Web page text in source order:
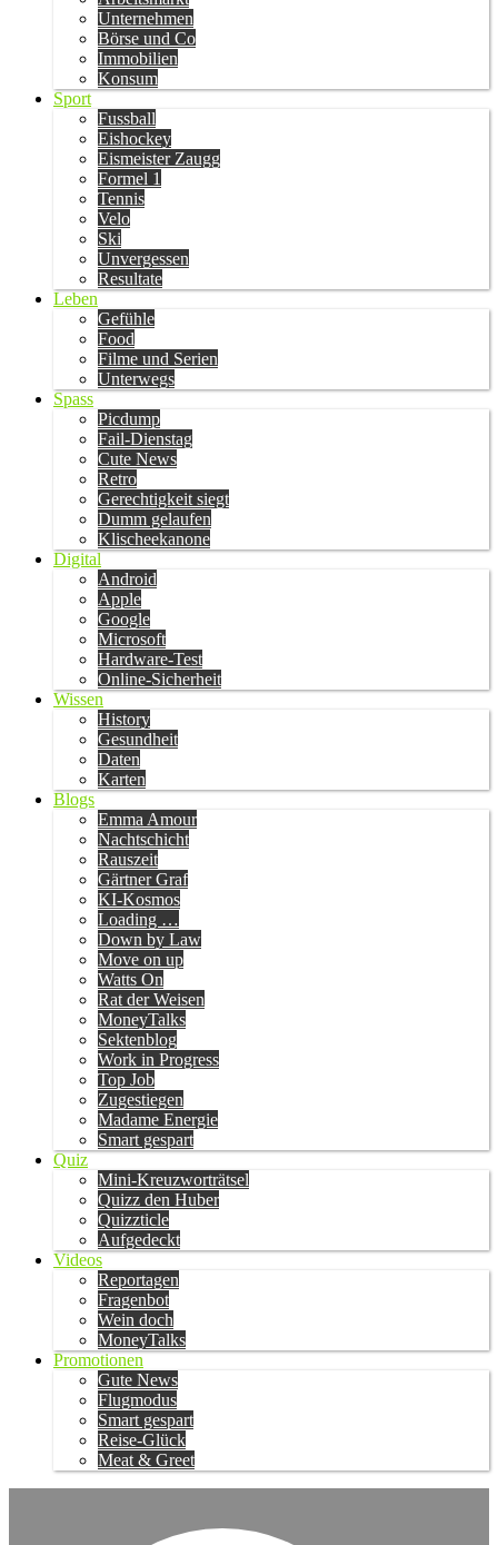
Unternehmen
Börse und Co
Immobilien
Konsum
Sport
Fussball
Eishockey
Eismeister Zaugg
Formel 1
Tennis
Velo
Ski
Unvergessen
Resultate
Leben
Gefühle
Food
Filme und Serien
Unterwegs
Spass
Picdump
Fail-Dienstag
Cute News
Retro
Gerechtigkeit siegt
Dumm gelaufen
Klischeekanone
Digital
Android
Apple
Google
Microsoft
Hardware-Test
Online-Sicherheit
Wissen
History
Gesundheit
Daten
Karten
Blogs
Emma Amour
Nachtschicht
Rauszeit
Gärtner Graf
KI-Kosmos
Loading …
Down by Law
Move on up
Watts On
Rat der Weisen
MoneyTalks
Sektenblog
Work in Progress
Top Job
Zugestiegen
Madame Energie
Smart gespart
Quiz
Mini-Kreuzworträtsel
Quizz den Huber
Quizzticle
Aufgedeckt
Videos
Reportagen
Fragenbot
Wein doch
MoneyTalks
Promotionen
Gute News
Flugmodus
Smart gespart
Reise-Glück
Meat & Greet